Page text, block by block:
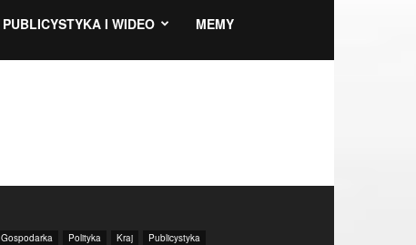
PUBLICYSTYKA I WIDEO MEMY
Gospodarka Polityka Kraj
Publicystyka